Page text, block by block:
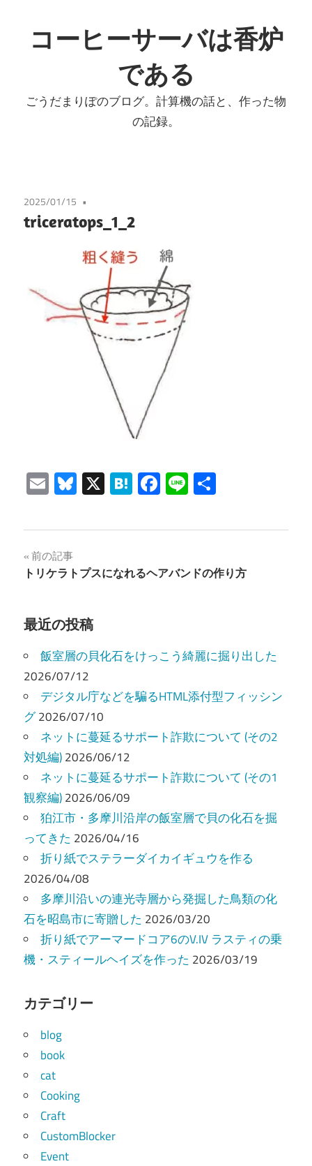
ン
テ
へ
コーヒーサーバは香炉
である
ごうだまりぽのブログ。計算機の話と、作った物
の記録。
2025/01/15
triceratops_1_2
EmailBluesky
X Hatena
Facebook
Line
投
稿
ナ
ビ
ゲ
ー
シ
ョ
ン
前の記事
トリケラトプスになれるヘアバンドの作り方
最近の投稿
飯室層の貝化石をけっこう綺麗に掘り出した
2026/07/12
デジタル庁などを騙るHTML添付型フィッシン
グ2026/07/10
ネットに蔓延るサポート詐欺について (その2
対処編)2026/06/12
ネットに蔓延るサポート詐欺について (その1
観察編)2026/06/09
狛江市・多摩川沿岸の飯室層で貝の化石を掘
ってきた 2026/04/16
折り紙でステラーダイカイギュウを作る
2026/04/08
多摩川沿いの連光寺層から発掘した鳥類の化
石を昭島市に寄贈した 2026/03/20
折り紙でアーマードコア6のV.IV ラスティの乗
機・スティールヘイズを作った 2026/03/19
カテゴリー
blog
book
cat
Cooking
Craft
CustomBlocker
Event